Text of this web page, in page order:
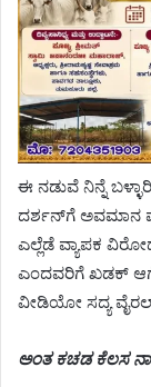
ಈ ನಡುವೆ ನಿನ್ನೆ
ದರ್ಶನ್‌ಗೆ ಅವಮಾನ
ಎಲ್ಲೆಡೆ ವ್ಯಾಪಕ ವಿರೋಧ
ಎಂದವರಿಗೆ ಖಡಕ್ ಆಗೆ
ವೀಡಿಯೋ ಸದ್ಯ
ಅಂತ ಕಚಡ ಕೆಲಸ